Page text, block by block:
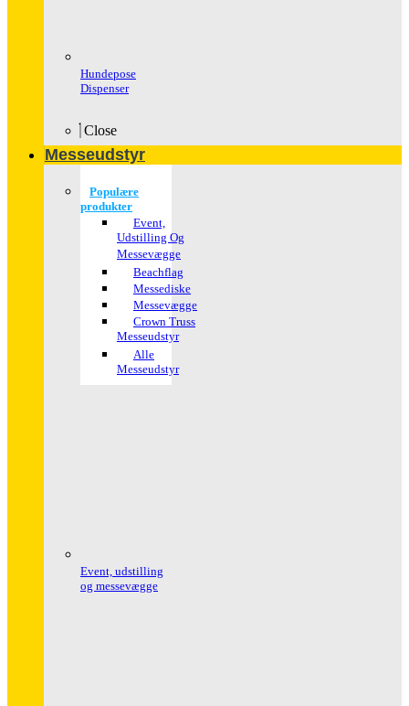
Hundepose
Dispenser
Close
Messeudstyr
Populære
produkter
Event,
Udstilling Og
Messevægge
Beachflag
Messediske
Messevægge
Crown Truss
Messeudstyr
Alle
Messeudstyr
Event, udstilling
og messevægge